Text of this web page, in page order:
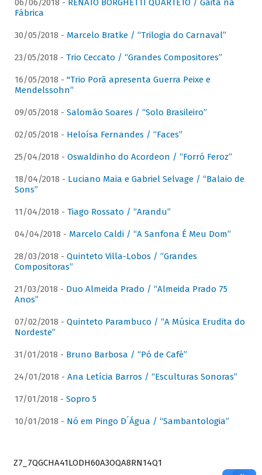
06/06/2018 - RENATO BORGHETTI QUARTETO / Gaita na
Fábrica
30/05/2018 - Marcelo Bratke / “Trilogia do Carnaval”
23/05/2018 - Trio Ceccato / “Grandes Compositores”
16/05/2018 - "Trio Porã apresenta Guerra Peixe e
Mendelssohn”
09/05/2018 - Salomão Soares / “Solo Brasileiro”
02/05/2018 - Heloísa Fernandes / “Faces”
25/04/2018 - Oswaldinho do Acordeon / “Forró Feroz”
18/04/2018 - Luciano Maia e Gabriel Selvage / “Balaio de
Sons”
11/04/2018 - Tiago Rossato / “Arandu”
04/04/2018 - Marcelo Caldi / “A Sanfona É Meu Dom”
28/03/2018 - Quinteto Villa-Lobos / “Grandes
Compositoras”
21/03/2018 - Duo Almeida Prado / “Almeida Prado 75
Anos”
07/02/2018 - Quinteto Parambuco / “A Música Erudita do
Nordeste”
31/01/2018 - Bruno Barbosa / “Pó de Café”
24/01/2018 - Ana Letícia Barros / “Esculturas Sonoras”
17/01/2018 - Sopro 5
10/01/2018 - Nó em Pingo D´Água / “Sambantologia”
Z7_7QGCHA41LODH60A3OQA8RN14Q1